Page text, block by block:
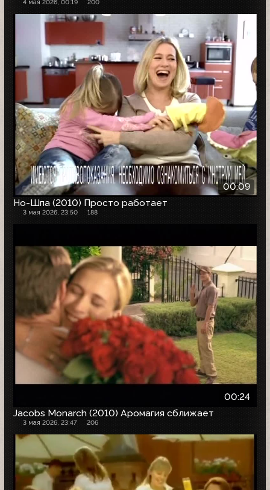
4 мая 2026, 00:19 200
00:09
Но-Шпа (2010) Просто работает
3 мая 2026, 23:50 188
00:24
Jacobs Monarch (2010) Аромагия сближает
3 мая 2026, 23:47 206